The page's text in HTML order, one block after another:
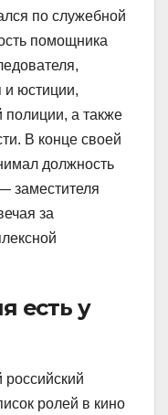
по служебной
помощника
и юстиции,
полиции, а также
В конце своей
должность
заместителя
за
есть у
ролей в кино